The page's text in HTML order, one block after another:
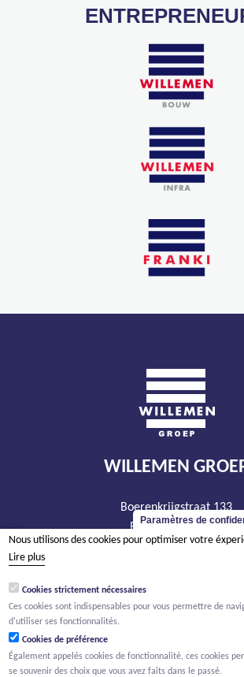
WILLEMEN
Boerenkrijgstraat 133
BE - 2800 Malines
tél +32 15 569 965
RPM Anvers, département
Paramètres de
Nous utilisons des cookies pour optimiser votre
Lire plus
Cookies strictement nécessaires
Ces cookies sont indispensables pour vous permettre de
d'utiliser ses fonctionnalités.
Cookies de préférence
Également appelés cookies de fonctionnalité, ces cookies
se souvenir des choix que vous avez faits dans le passé.